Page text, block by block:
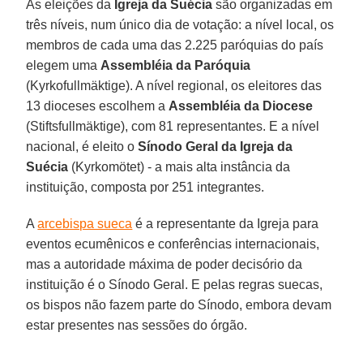
As eleições da Igreja da Suécia são organizadas em
três níveis, num único dia de votação: a nível local, os
membros de cada uma das 2.225 paróquias do país
elegem uma Assembléia da Paróquia
(Kyrkofullmäktige). A nível regional, os eleitores das
13 dioceses escolhem a Assembléia da Diocese
(Stiftsfullmäktige), com 81 representantes. E a nível
nacional, é eleito oSínodo Geral da Igreja da
Suécia (Kyrkomötet) - a mais alta instância da
instituição, composta por 251 integrantes.
Aarcebispa sueca é a representante da Igreja para
eventos ecumênicos e conferências internacionais,
mas a autoridade máxima de poder decisório da
instituição é o Sínodo Geral. E pelas regras suecas,
os bispos não fazem parte do Sínodo, embora devam
estar presentes nas sessões do órgão.